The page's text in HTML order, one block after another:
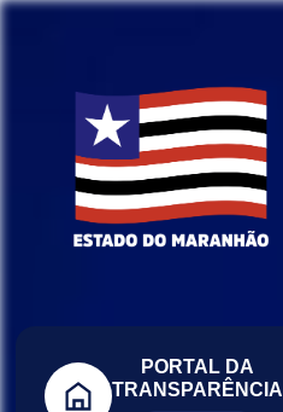
PORTAL DA
TRANSPARÊNCIA